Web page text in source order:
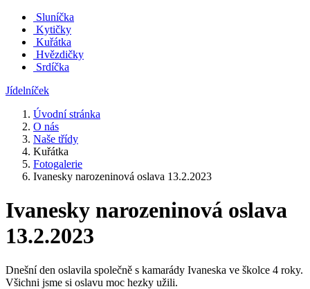
Sluníčka
Kytičky
Kuřátka
Hvězdičky
Srdíčka
Jídelníček
Úvodní stránka
O nás
Naše třídy
Kuřátka
Fotogalerie
Ivanesky narozeninová oslava 13.2.2023
Ivanesky narozeninová oslava
13.2.2023
Dnešní den oslavila společně s kamarády Ivaneska ve školce 4 roky.
Všichni jsme si oslavu moc hezky užili.